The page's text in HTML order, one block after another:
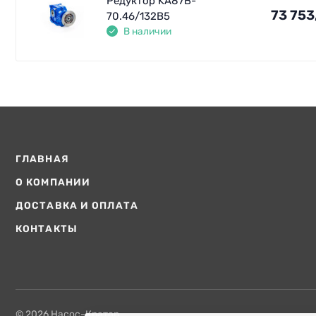
70.46/132В5
В наличии
73
ГЛАВНАЯ
О КОМПАНИИ
ДОСТАВКА И ОПЛАТА
КОНТАКТЫ